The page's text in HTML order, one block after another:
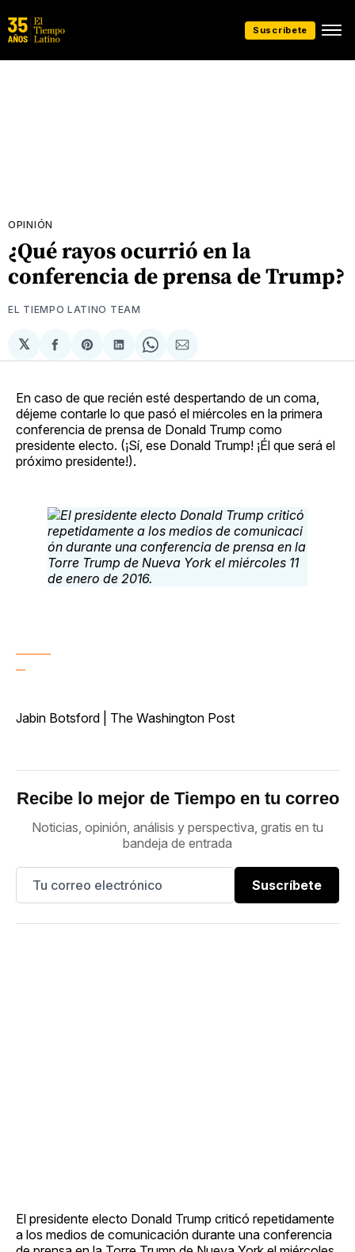
Suscríbete
OPINIÓN
¿Qué rayos ocurrió en la
conferencia de prensa de Trump?
EL TIEMPO LATINO TEAM
𝕏
Compartir
en
Share
on
Compartir
en
Share
on
Compartir
via
En caso de que recién esté despertando de un coma,
déjeme contarle lo que pasó el miércoles en la primera
conferencia de prensa de Donald Trump como
presidente electo. (¡Sí, ese Donald Trump! ¡Él que será el
próximo presidente!).
Jabin Botsford | The Washington Post
Recibe lo mejor de Tiempo en tu correo
Noticias, opinión, análisis y perspectiva, gratis en tu
bandeja de entrada
Suscríbete
El presidente electo Donald Trump criticó repetidamente
a los medios de comunicación durante una conferencia